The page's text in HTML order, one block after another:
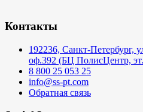
Контакты
192236, Санкт-Петербург,
оф.392 (БЦ ПолисЦентр,
8 800 25 053 25
info@ss-pt.com
Обратная связь